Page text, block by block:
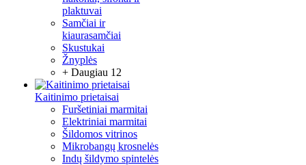
plaktuvai
Samčiai ir
kiaurasamčiai
Skustukai
Žnyplės
+ Daugiau 12
Kaitinimo prietaisai
Furšetiniai marmitai
Elektriniai marmitai
Šildomos vitrinos
Mikrobangų krosnelės
Indų šildymo spintelės